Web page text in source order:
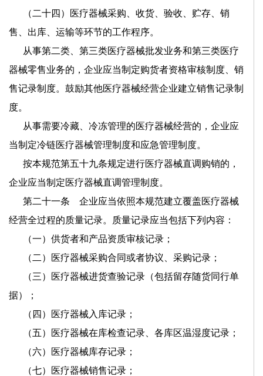
（二十四）医疗器械采购、收货、验收、贮存、销
售、出库、运输等环节的工作程序。
从事第二类、第三类医疗器械批发业务和第三类医疗
器械零售业务的，企业应当制定购货者资格审核制度、销
售记录制度。鼓励其他医疗器械经营企业建立销售记录制
度。
从事需要冷藏、冷冻管理的医疗器械经营的，企业应
当制定冷链医疗器械管理制度和应急管理制度。
按本规范第五十九条规定进行医疗器械直调购销的，
企业应当制定医疗器械直调管理制度。
第二十一条 企业应当依照本规范建立覆盖医疗器械
经营全过程的质量记录。质量记录应当包括下列内容：
（一）供货者和产品资质审核记录；
（二）医疗器械采购合同或者协议、采购记录；
（三）医疗器械进货查验记录（包括留存随货同行单
据）；
（四）医疗器械入库记录；
（五）医疗器械在库检查记录、各库区温湿度记录；
（六）医疗器械库存记录；
（七）医疗器械销售记录；